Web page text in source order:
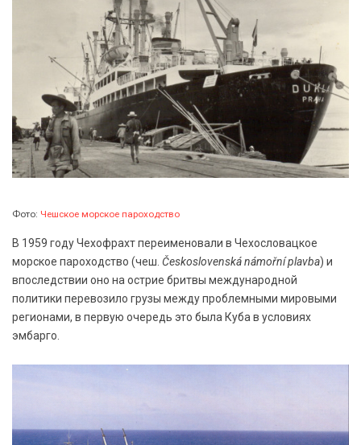
Фото: Чешское морское пароходство
В 1959 году Чехофрахт переименовали в Чехословацкое
морское пароходство (чеш. Československá námořní plavba) и
впоследствии оно на острие бритвы международной
политики перевозило грузы между проблемными мировыми
регионами, в первую очередь это была Куба в условиях
эмбарго.